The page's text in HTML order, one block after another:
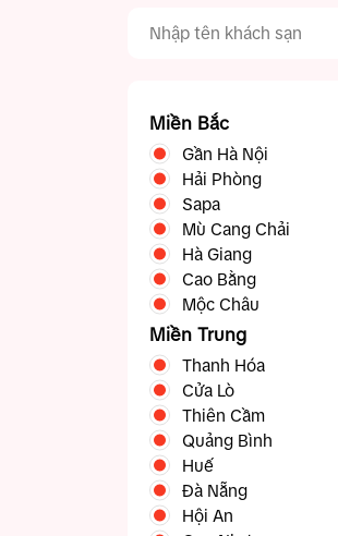
Miền Bắc
Gần Hà Nội
Ba Vì
Bắc Ninh
Chương Mỹ
Gia Lâm
Hạ Long
Hòa Bình
Ninh Bình
Sóc Sơn
Sơn Tây
Thạch Thất
Vĩnh Phúc
Hải Phòng
Sapa
Mù Cang Chải
Hà Giang
Cao Bằng
Mộc Châu
Miền Trung
Thanh Hóa
Cửa Lò
Thiên Cầm
Quảng Bình
Huế
Đà Nẵng
Hội An